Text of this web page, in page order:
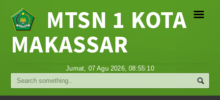
Struktur Organisasi
☰
MTSN 1 KOTA
MAKASSAR
Jumat, 07 Agu 2026,08:55:10